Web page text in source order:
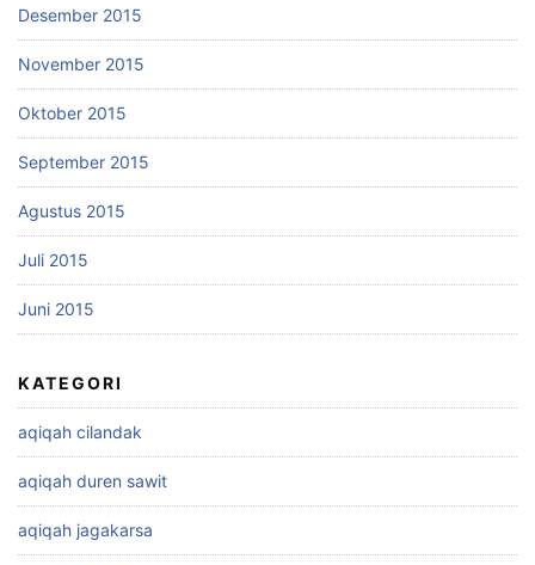
Desember 2015
November 2015
Oktober 2015
September 2015
Agustus 2015
Juli 2015
Juni 2015
KATEGORI
aqiqah cilandak
aqiqah duren sawit
aqiqah jagakarsa